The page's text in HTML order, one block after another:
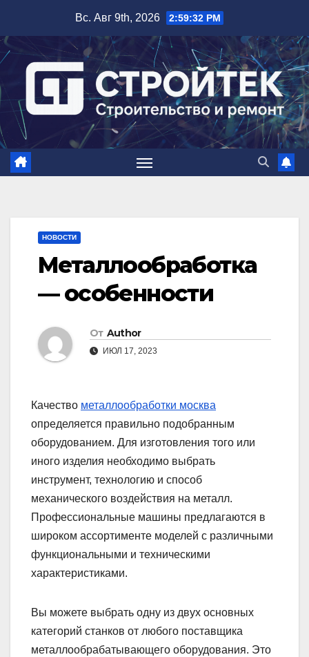
содержимому
Вс. Авг 9th, 2026 2:59:33 PM
НОВОСТИ
Металлообработка
— особенности
От Author
ИЮЛ 17, 2023
Качество металлообработки москва
определяется правильно подобранным
оборудованием. Для изготовления того или
иного изделия необходимо выбрать
инструмент, технологию и способ
механического воздействия на металл.
Профессиональные машины предлагаются в
широком ассортименте моделей с различными
функциональными и техническими
характеристиками.
Вы можете выбрать одну из двух основных
категорий станков от любого поставщика
металлообрабатывающего оборудования. Это